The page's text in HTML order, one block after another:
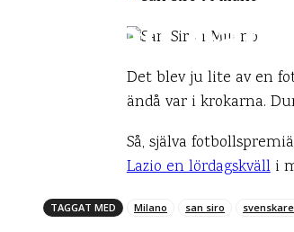
Jag
Det blev ju lite av en
ändå var i krokarna.
Så, själva
Lazio en lördagskvälli
TAGGAT MED Milano san siro